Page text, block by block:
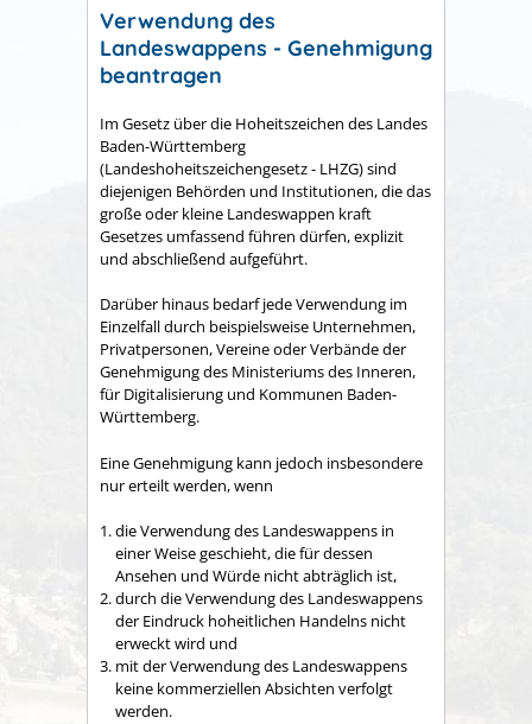
Verwendung des
Landeswappens - Genehmigung
beantragen
Im Gesetz über die Hoheitszeichen des Landes
Baden-Württemberg
(Landeshoheitszeichengesetz - LHZG) sind
diejenigen Behörden und Institutionen, die das
große oder kleine Landeswappen kraft
Gesetzes umfassend führen dürfen, explizit
und abschließend aufgeführt.
Darüber hinaus bedarf jede Verwendung im
Einzelfall durch beispielsweise Unternehmen,
Privatpersonen, Vereine oder Verbände der
Genehmigung des Ministeriums des Inneren,
für Digitalisierung und Kommunen Baden-
Württemberg.
Eine Genehmigung kann jedoch insbesondere
nur erteilt werden, wenn
die Verwendung des Landeswappens in
einer Weise geschieht, die für dessen
Ansehen und Würde nicht abträglich ist,
durch die Verwendung des Landeswappens
der Eindruck hoheitlichen Handelns nicht
erweckt wird und
mit der Verwendung des Landeswappens
keine kommerziellen Absichten verfolgt
werden.